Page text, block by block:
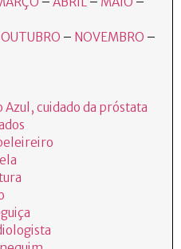
OUTUBRO – NOVEMBRO –
Azul, cuidado da próstata